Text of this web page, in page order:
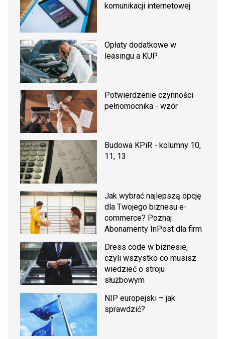
komunikacji internetowej
Opłaty dodatkowe w
leasingu a KUP
Potwierdzenie czynności
pełnomocnika - wzór
Budowa KPiR - kolumny 10,
11, 13
Jak wybrać najlepszą opcję
dla Twojego biznesu e-
commerce? Poznaj
Abonamenty InPost dla firm
Dress code w biznesie,
czyli wszystko co musisz
wiedzieć o stroju
służbowym
NIP europejski – jak
sprawdzić?